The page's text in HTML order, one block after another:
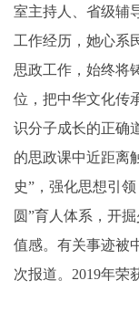
室主持人、省级辅
工作经历，她心系
思政工作，始终将
位，把中华文化传
识分子成长的正确
的思政课中近距离
史”，强化思想引
圆”育人体系，开
值感。有关事迹被
次报道。2019年荣